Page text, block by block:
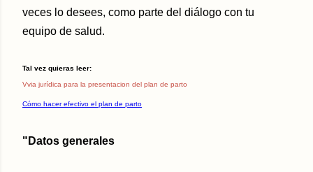
veces lo desees, como parte del diálogo con tu
equipo de salud.
Tal vez quieras leer:
Vvia jurídica para la presentacion del plan de parto
Cómo hacer efectivo el plan de parto
"Datos generales